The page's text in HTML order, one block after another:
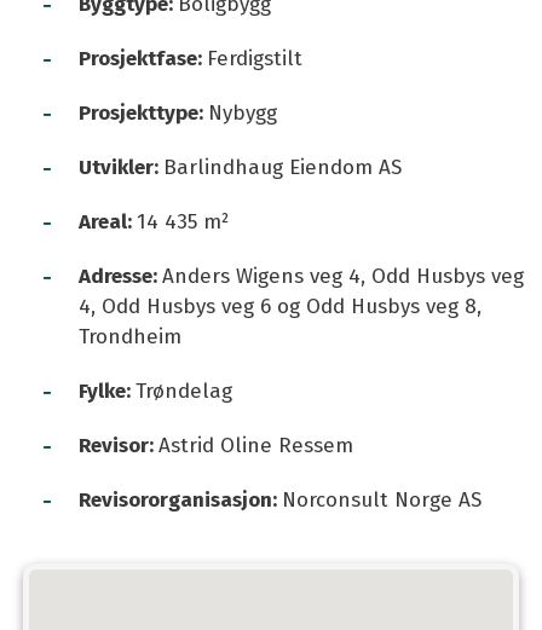
- Prosjektfase: Ferdigstilt
- Prosjekttype: Nybygg
- Utvikler: Barlindhaug Eiendom AS
- Areal:14 435 m²
- Adresse:Anders Wigens veg 4, Odd Husbys veg
4, Odd Husbys veg 6 og Odd Husbys veg 8,
Trondheim
- Fylke:Trøndelag
- Revisor:Astrid Oline Ressem
- Revisororganisasjon: Norconsult Norge AS